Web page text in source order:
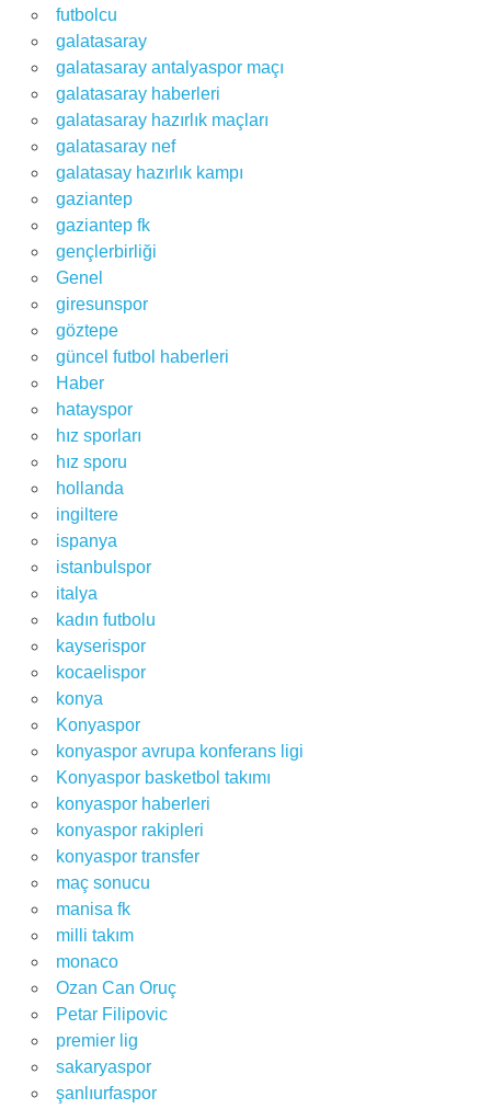
futbolcu
galatasaray
galatasaray antalyaspor maçı
galatasaray haberleri
galatasaray hazırlık maçları
galatasaray nef
galatasay hazırlık kampı
gaziantep
gaziantep fk
gençlerbirliği
Genel
giresunspor
göztepe
güncel futbol haberleri
Haber
hatayspor
hız sporları
hız sporu
hollanda
ingiltere
ispanya
istanbulspor
italya
kadın futbolu
kayserispor
kocaelispor
konya
Konyaspor
konyaspor avrupa konferans ligi
Konyaspor basketbol takımı
konyaspor haberleri
konyaspor rakipleri
konyaspor transfer
maç sonucu
manisa fk
milli takım
monaco
Ozan Can Oruç
Petar Filipovic
premier lig
sakaryaspor
şanlıurfaspor